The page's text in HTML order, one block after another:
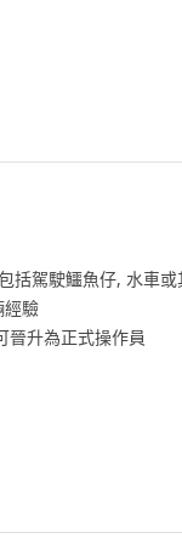
括駕駛鱷魚仔, 水車
經驗
晉升為正式操作員